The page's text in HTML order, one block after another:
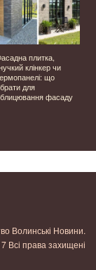
плитка,
клінкер чи
що
для
фасаду
Волинські Новини.
Всі права захищені